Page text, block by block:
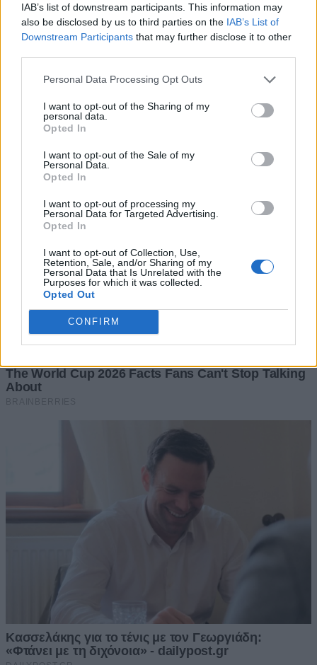
IAB’s list of downstream participants. This information may
also be disclosed by us to third parties on the IAB’s List of
Downstream Participants that may further disclose it to other
Personal Data Processing Opt Outs
I want to opt-out of the Sharing of my
personal data.
Opted In
I want to opt-out of the Sale of my
Personal Data.
Opted In
I want to opt-out of processing my
Personal Data for Targeted Advertising.
Opted In
I want to opt-out of Collection, Use,
Retention, Sale, and/or Sharing of my
Personal Data that Is Unrelated with the
Purposes for which it was collected.
Opted Out
CONFIRM